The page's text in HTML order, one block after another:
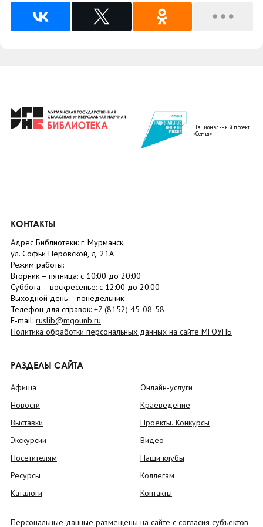
Национальный проект
«Семья»
КОНТАКТЫ
Адрес Библиотеки: г. Мурманск,
ул. Софьи Перовской, д. 21А
Режим работы:
Вторник – пятница: с 10:00 до 20:00
Суббота – воскресенье: c 12:00 до 20:00
Выходной день – понедельник
Телефон для справок: +7 (8152) 45-08-58
E-mail: ruslib@mgounb.ru
Политика обработки персональных данных на сайте МГОУНБ
РАЗДЕЛЫ САЙТА
Афиша
Новости
Выставки
Экскурсии
Посетителям
Ресурсы
Каталоги
Онлайн-услуги
Краеведение
Проекты. Конкурсы
Видео
Наши клубы
Коллегам
Контакты
Персональные данные размещены на сайте с согласия субъектов